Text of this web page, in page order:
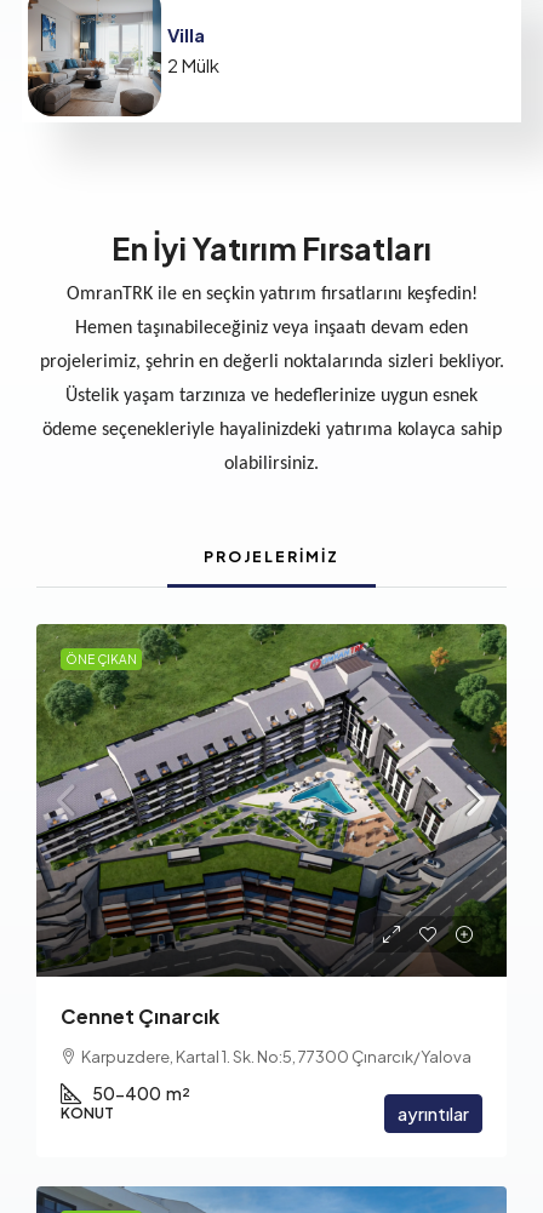
Villa
2 Mülk
En İyi Yatırım Fırsatları
OmranTRK ile en seçkin yatırım fırsatlarını keşfedin!
Hemen taşınabileceğiniz veya inşaatı devam eden
projelerimiz, şehrin en değerli noktalarında sizleri bekliyor.
Üstelik yaşam tarzınıza ve hedeflerinize uygun esnek
ödeme seçenekleriyle hayalinizdeki yatırıma kolayca sahip
olabilirsiniz.
PROJELERIMIZ
ÖNE ÇIKAN
Cennet Çınarcık
Karpuzdere, Kartal 1. Sk. No:5, 77300 Çınarcık/Yalova
50-400 m²
KONUT ayrıntılar